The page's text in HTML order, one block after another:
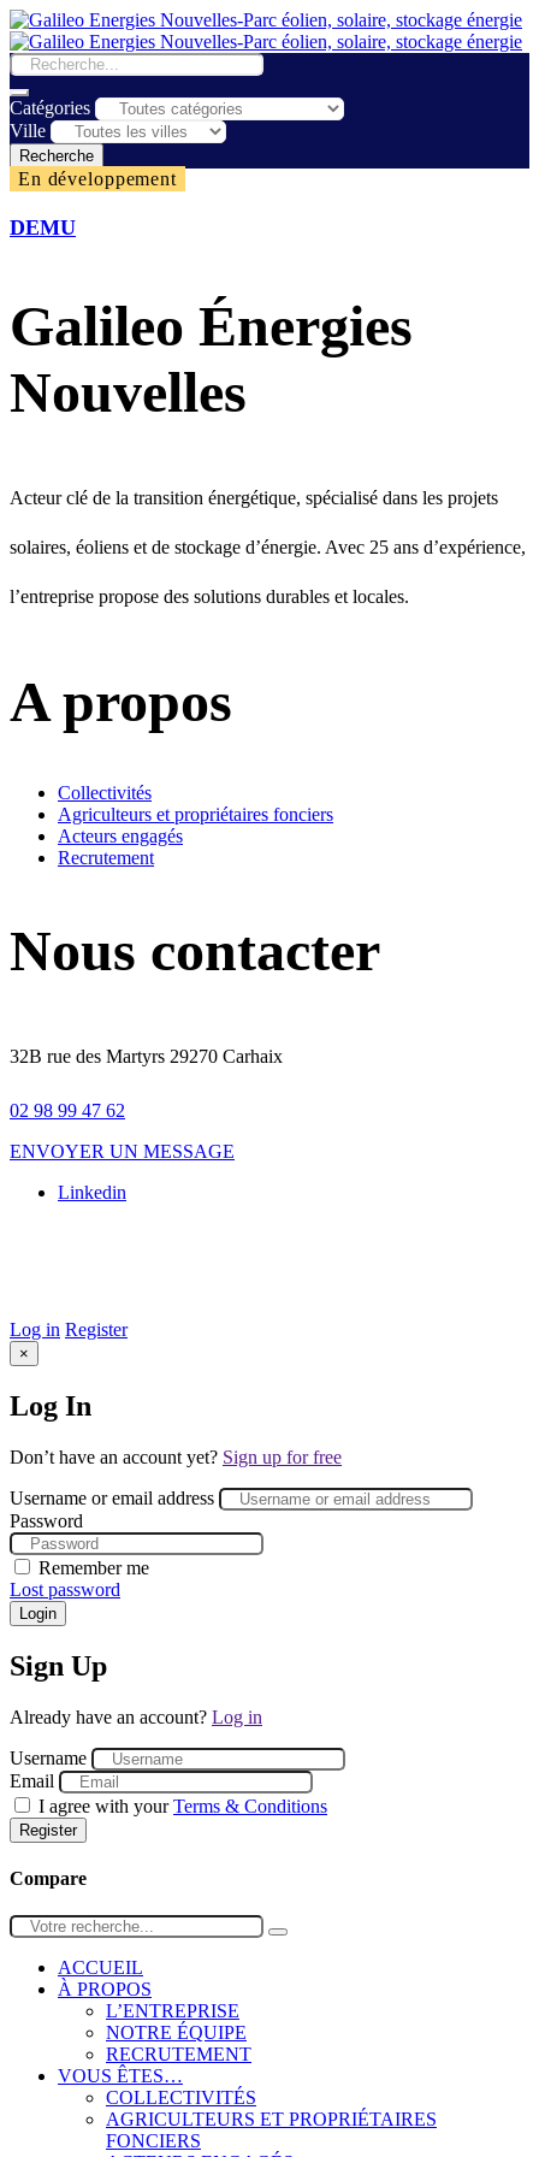
Catégories
Ville
Recherche
En développement
DEMU
Galileo Énergies
Nouvelles
Acteur clé de la transition énergétique, spécialisé dans les projets
solaires, éoliens et de stockage d’énergie. Avec 25 ans d’expérience,
l’entreprise propose des solutions durables et locales.
A propos
Collectivités
Agriculteurs et propriétaires fonciers
Acteurs engagés
Recrutement
Nous contacter
32B rue des Martyrs 29270 Carhaix
02 98 99 47 62
ENVOYER UN MESSAGE
Linkedin
Log in Register
×
Log In
Don’t have an account yet? Sign up for free
Username or email address
Password
Remember me
Lost password
Login
Sign Up
Already have an account? Log in
Username
Email
I agree with yourTerms & Conditions
Register
Compare
ACCUEIL
À PROPOS
L’ENTREPRISE
NOTRE ÉQUIPE
RECRUTEMENT
VOUS ÊTES…
COLLECTIVITÉS
AGRICULTEURS ET PROPRIÉTAIRES
FONCIERS